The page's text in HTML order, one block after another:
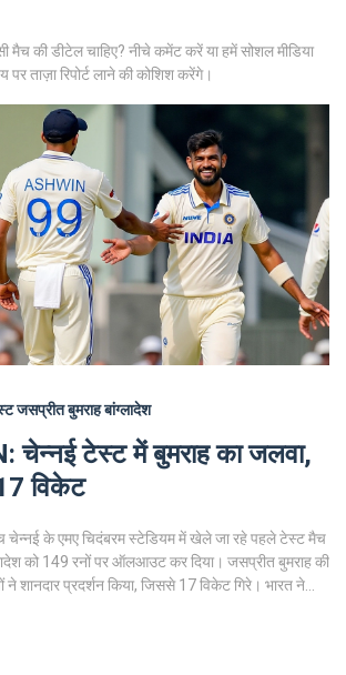
मैच की डीटेल चाहिए? नीचे कमेंट करें या हमें सोशल मीडिया
ताज़ा रिपोर्ट लाने की कोशिश करेंगे।
जसप्रीत बुमराहबांग्लादेश
चेन्नई टेस्ट में बुमराह का जलवा,
विकेट
चेन्नई के एमए चिदंबरम स्टेडियम में खेले जा रहे पहले टेस्ट मैच
को 149 रनों पर ऑलआउट कर दिया। जसप्रीत बुमराह की
ने शानदार प्रदर्शन किया, जिससे 17 विकेट गिरे। भारत ने